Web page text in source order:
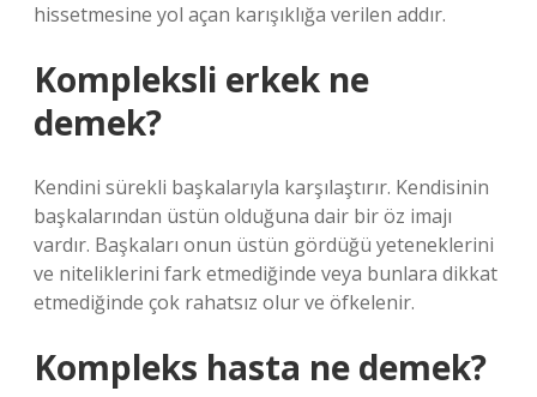
hissetmesine yol açan karışıklığa verilen addır.
Kompleksli erkek ne
demek?
Kendini sürekli başkalarıyla karşılaştırır. Kendisinin
başkalarından üstün olduğuna dair bir öz imajı
vardır. Başkaları onun üstün gördüğü yeteneklerini
ve niteliklerini fark etmediğinde veya bunlara dikkat
etmediğinde çok rahatsız olur ve öfkelenir.
Kompleks hasta ne demek?